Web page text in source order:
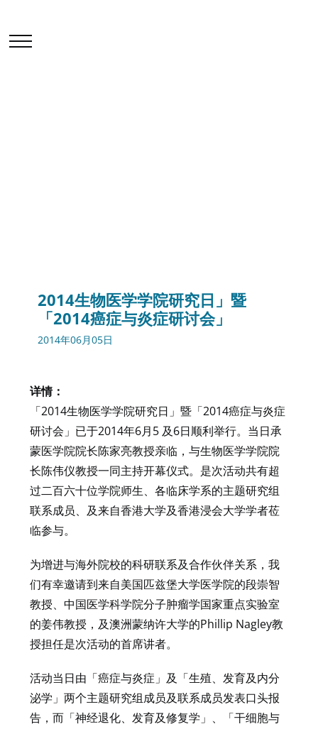
2014生物医学学院研究日」暨
「2014癌症与炎症研讨会」
2014年06月05日
详情：
「2014生物医学学院研究日」暨「2014癌症与炎症
研讨会」已于2014年6月5 及6日顺利举行。当日承
蒙医学院院长陈家亮教授亲临，与生物医学学院院
长陈伟仪教授一同主持开幕仪式。是次活动共有超
过二百六十位学院师生、各临床学系的主题研究组
联系成员、及来自香港大学及香港浸会大学学者莅
临参与。
为增进与海外院校的科研联系及合作伙伴关系，我
们有幸邀请到来自美国匹兹堡大学医学院的段崇智
教授、中国医学科学院分子肿瘤学国家重点实验室
的姜伟教授，及澳洲蒙纳许大学的Phillip Nagley教
授担任是次活动的首席讲者。
活动当日由「癌症与炎症」及「生殖、发育及内分
泌学」两个主题研究组成员及联系成员发表口头报
告，而「神经退化、发育及修复学」、「干细胞与